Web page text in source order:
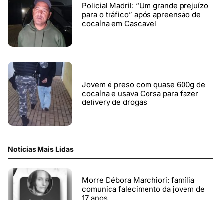
Policial Madril: “Um grande prejuízo
para o tráfico” após apreensão de
cocaína em Cascavel
Jovem é preso com quase 600g de
cocaína e usava Corsa para fazer
delivery de drogas
Notícias Mais Lidas
Morre Débora Marchiori: família
comunica falecimento da jovem de
17 anos